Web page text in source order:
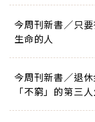
今周刊新書／只
生命的人
今周刊新書／退
「不窮」的第三人